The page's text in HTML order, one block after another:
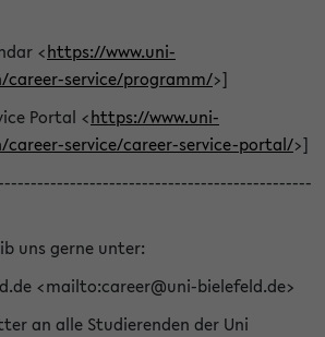
<https://www.uni-
career-service/programm/>]
Portal <https://www.uni-
career-service/career-service-portal/>]
uns gerne unter:
<mailto:career@uni-bielefeld.de>
an alle Studierenden der Uni